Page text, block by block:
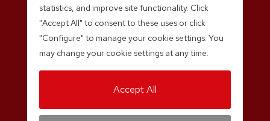
statistics, and improve site functionality. Click
"Accept All" to consent to these uses or click
"Configure" to manage your cookie settings. You
may change your cookie settings at any time.
Accept All